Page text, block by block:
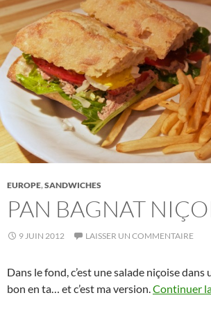
EUROPE,SANDWICHES
PAN BAGNAT
9 JUIN 2012 LAISSER UN COMMENTAIRE
Dans le fond, c’est une salade niçoise dans
bon en ta… et c’est ma version.Continuer